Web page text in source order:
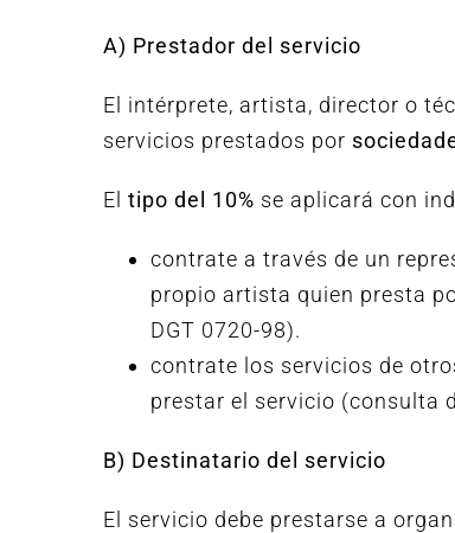
A) Prestador del servicio
El intérprete, artista, director o
servicios prestados por
El tipo del 10% se aplicará con
contrate a través de un
propio artista quien presta
DGT 0720-98).
contrate los servicios de
prestar el servicio (consulta
B) Destinatario del servicio
El servicio debe prestarse a